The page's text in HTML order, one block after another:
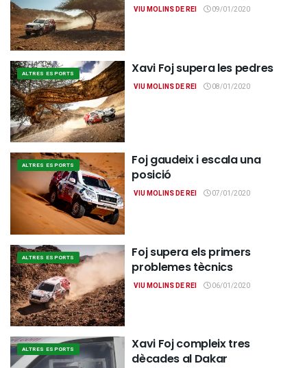
VIU MOLINS DE REI 09/01/2020
ALTRES ESPORTS Xavi Foj supera les pedres
VIU MOLINS DE REI 08/01/2020
ALTRES ESPORTS
Foj gaudeix i escala una
posició
VIU MOLINS DE REI 07/01/2020
ALTRES ESPORTS
Foj supera els primers
problemes tècnics
VIU MOLINS DE REI 06/01/2020
ALTRES ESPORTS
Xavi Foj compleix tres
dècades al Dakar